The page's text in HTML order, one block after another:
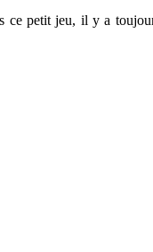
ce petit jeu, il y a